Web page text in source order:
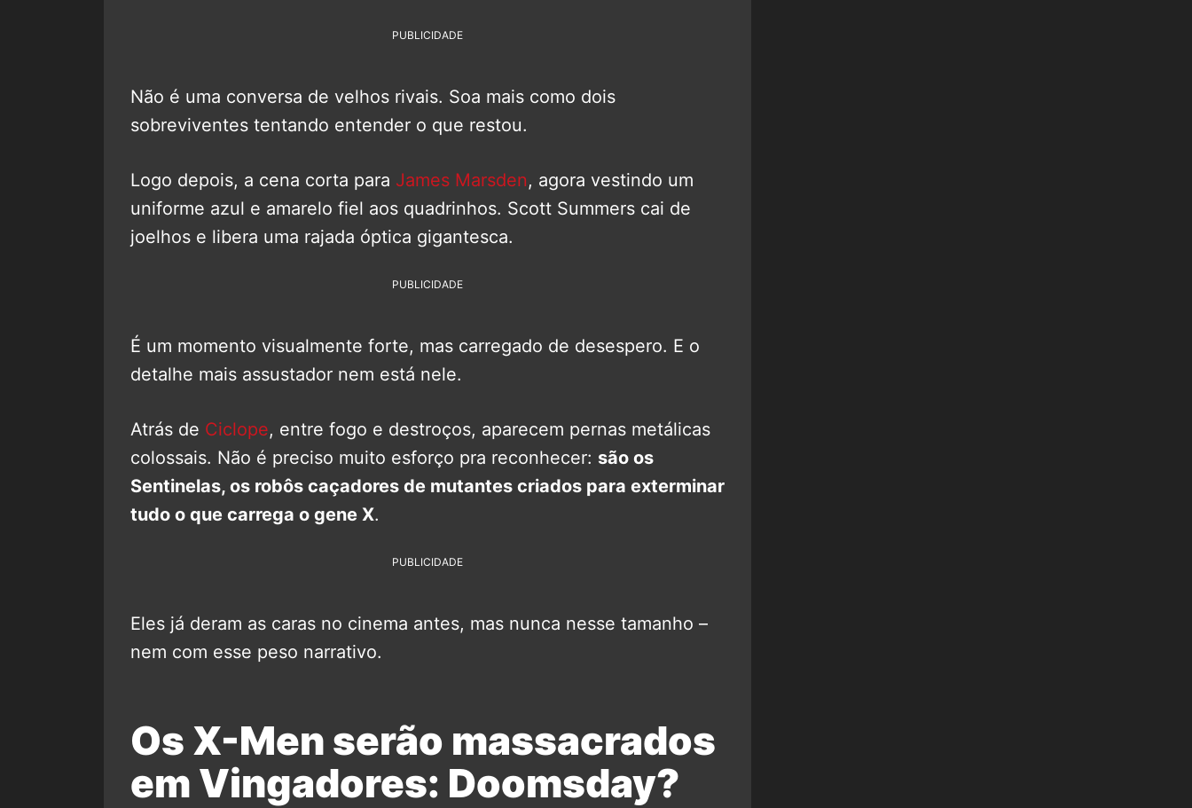
PUBLICIDADE
Não é uma conversa de velhos rivais. Soa mais como dois
sobreviventes tentando entender o que restou.
Logo depois, a cena corta para James Marsden, agora vestindo um
uniforme azul e amarelo fiel aos quadrinhos. Scott Summers cai de
joelhos e libera uma rajada óptica gigantesca.
PUBLICIDADE
É um momento visualmente forte, mas carregado de desespero. E o
detalhe mais assustador nem está nele.
Atrás de Ciclope, entre fogo e destroços, aparecem pernas metálicas
colossais. Não é preciso muito esforço pra reconhecer: são os
Sentinelas, os robôs caçadores de mutantes criados para exterminar
tudo o que carrega o gene X.
PUBLICIDADE
Eles já deram as caras no cinema antes, mas nunca nesse tamanho –
nem com esse peso narrativo.
Os X-Men serão massacrados
em Vingadores: Doomsday?